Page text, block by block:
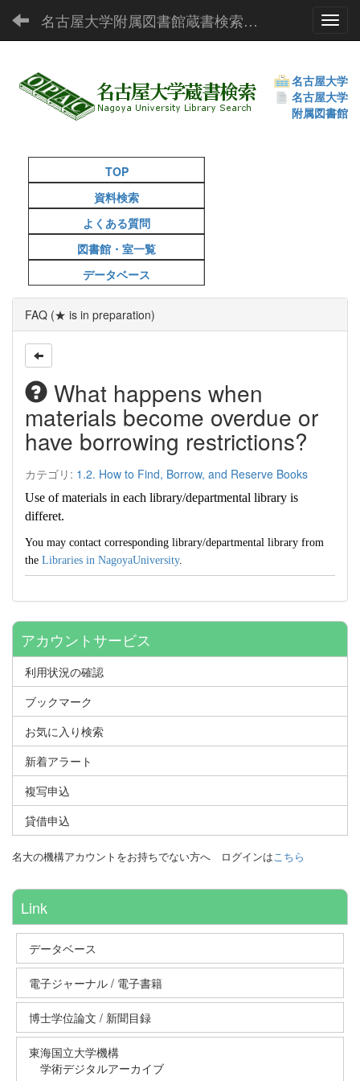
名古屋大学附属図書館蔵書検索（OPAC）
名古屋大学
名古屋大学
附属図書館
TOP
資料検索
よくある質問
図書館・室一覧
データベース
FAQ (★ is in preparation)
What happens when
materials become overdue or
have borrowing restrictions?
カテゴリ: 1.2. How to Find, Borrow, and Reserve Books
Use of materials in each library/departmental library is
differet.
You may contact corresponding library/departmental library from
the Libraries in NagoyaUniversity.
アカウントサービス
利用状況の確認
ブックマーク
お気に入り検索
新着アラート
複写申込
貸借申込
名大の機構アカウントをお持ちでない方へ ログインはこちら
Link
データベース
電子ジャーナル / 電子書籍
博士学位論文 / 新聞目録
東海国立大学機構
学術デジタルアーカイブ